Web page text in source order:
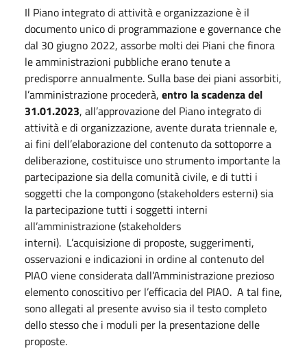
Il Piano integrato di attività e organizzazione è il
documento unico di programmazione e governance che
dal 30 giugno 2022, assorbe molti dei Piani che finora
le amministrazioni pubbliche erano tenute a
predisporre annualmente. Sulla base dei piani assorbiti,
l’amministrazione procederà, entro la scadenza del
31.01.2023, all’approvazione del Piano integrato di
attività e di organizzazione, avente durata triennale e,
ai fini dell’elaborazione del contenuto da sottoporre a
deliberazione, costituisce uno strumento importante la
partecipazione sia della comunità civile, e di tutti i
soggetti che la compongono (stakeholders esterni) sia
la partecipazione tutti i soggetti interni
all’amministrazione (stakeholders
interni). L’acquisizione di proposte, suggerimenti,
osservazioni e indicazioni in ordine al contenuto del
PIAO viene considerata dall’Amministrazione prezioso
elemento conoscitivo per l’efficacia del PIAO. A tal fine,
sono allegati al presente avviso sia il testo completo
dello stesso che i moduli per la presentazione delle
proposte.